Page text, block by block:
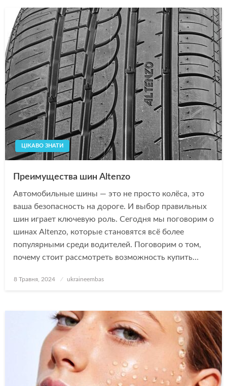
ЦІКАВО ЗНАТИ
Преимущества шин Altenzo
Автомобильные шины — это не просто колёса, это
ваша безопасность на дороге. И выбор правильных
шин играет ключевую роль. Сегодня мы поговорим о
шинах Altenzo, которые становятся всё более
популярными среди водителей. Поговорим о том,
почему стоит рассмотреть возможность купить…
Опубліковано
8 Травня, 2024 ukraineembas